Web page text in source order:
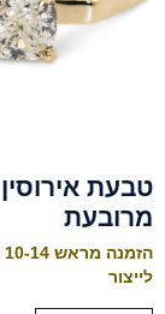
טבעת אירוסין
מרובעת
לייצור